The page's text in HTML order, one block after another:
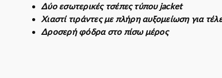
Δύο εσωτερικές τσέπες τύπου jacket
Χιαστί τιράντες με πλήρη αυξομείωση για
Δροσερή φόδρα στο πίσω μέρος